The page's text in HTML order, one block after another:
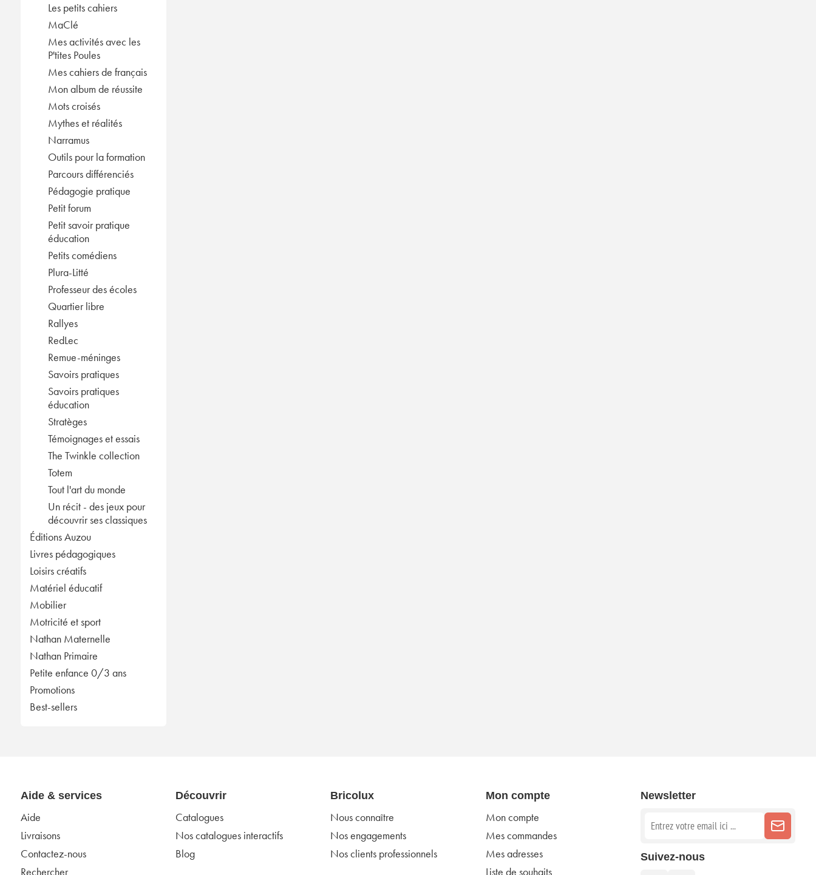
Les petits cahiers
MaClé
Mes activités avec les
P'tites Poules
Mes cahiers de français
Mon album de réussite
Mots croisés
Mythes et réalités
Narramus
Outils pour la formation
Parcours différenciés
Pédagogie pratique
Petit forum
Petit savoir pratique
éducation
Petits comédiens
Plura-Litté
Professeur des écoles
Quartier libre
Rallyes
RedLec
Remue-méninges
Savoirs pratiques
Savoirs pratiques
éducation
Stratèges
Témoignages et essais
The Twinkle collection
Totem
Tout l'art du monde
Un récit - des jeux pour
découvrir ses classiques
Éditions Auzou
Livres pédagogiques
Loisirs créatifs
Matériel éducatif
Mobilier
Motricité et sport
Nathan Maternelle
Nathan Primaire
Petite enfance 0/3 ans
Promotions
Best-sellers
Aide & services
Aide
Livraisons
Contactez-nous
Rechercher
Découvrir
Catalogues
Nos catalogues interactifs
Blog
Bricolux
Nous connaître
Nos engagements
Nos clients professionnels
Mon compte
Mon compte
Mes commandes
Mes adresses
Liste de souhaits
Newsletter
Suivez-nous